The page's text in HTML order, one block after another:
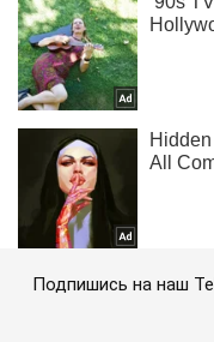
Подпишись на наш